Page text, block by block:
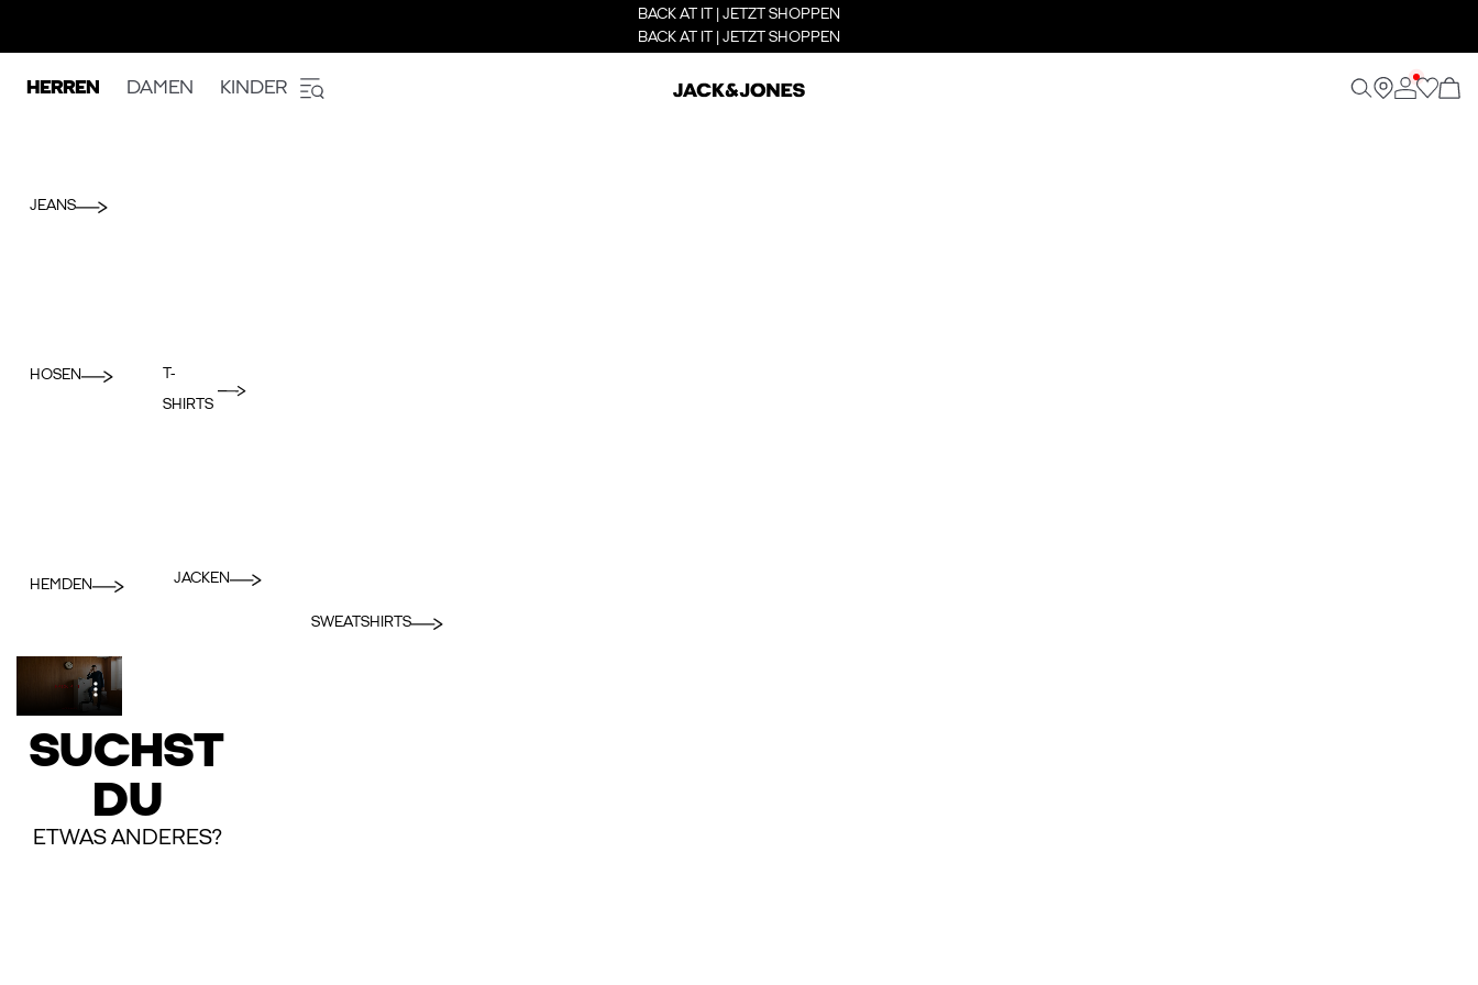
BACK AT IT | JETZT SHOPPEN
BACK AT IT | JETZT SHOPPEN
HERREN DAMEN KINDER
JEANS
HOSEN
T-
SHIRTS
HEMDEN JACKEN
SWEATSHIRTS
SUCHST
DU
ETWAS ANDERES?